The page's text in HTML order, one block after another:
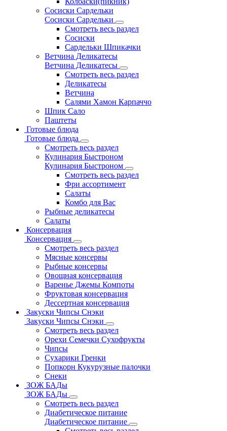
Сосиски Сардельки
Сосиски Сардельки
Смотреть весь раздел
Сосиски
Сардельки Шпикачки
Ветчина Деликатесы
Ветчина Деликатесы
Смотреть весь раздел
Деликатесы
Ветчина
Салями Хамон Карпаччо
Шпик Сало
Паштеты
Готовые блюда
Готовые блюда
Смотреть весь раздел
Кулинария Быстроном
Кулинария Быстроном
Смотреть весь раздел
Фри ассортимент
Салаты
Комбо для Вас
Рыбные деликатесы
Салаты
Консервация
Консервация
Смотреть весь раздел
Мясные консервы
Рыбные консервы
Овощная консервация
Варенье Джемы Компоты
Фруктовая консервация
Дессертная консервация
Закуски Чипсы Снэки
Закуски Чипсы Снэки
Смотреть весь раздел
Орехи Семечки Сухофрукты
Чипсы
Сухарики Гренки
Попкорн Кукурузные палочки
Снеки
ЗОЖ БАДы
ЗОЖ БАДы
Смотреть весь раздел
Диабетическое питание
Диабетическое питание